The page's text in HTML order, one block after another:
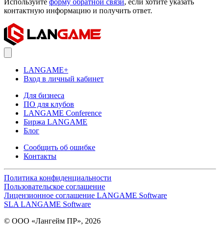
Используйте форму обратной связи, если хотите указать
контактную информацию и получить ответ.
LANGAME+
Вход в личный кабинет
Для бизнеса
ПО для клубов
LANGAME Conference
Биржа LANGAME
Блог
Сообщить об ошибке
Контакты
Политика конфиденциальности
Пользовательское соглашение
Лицензионное соглашение LANGAME Software
SLA LANGAME Software
© ООО «Лангейм ПР», 2026